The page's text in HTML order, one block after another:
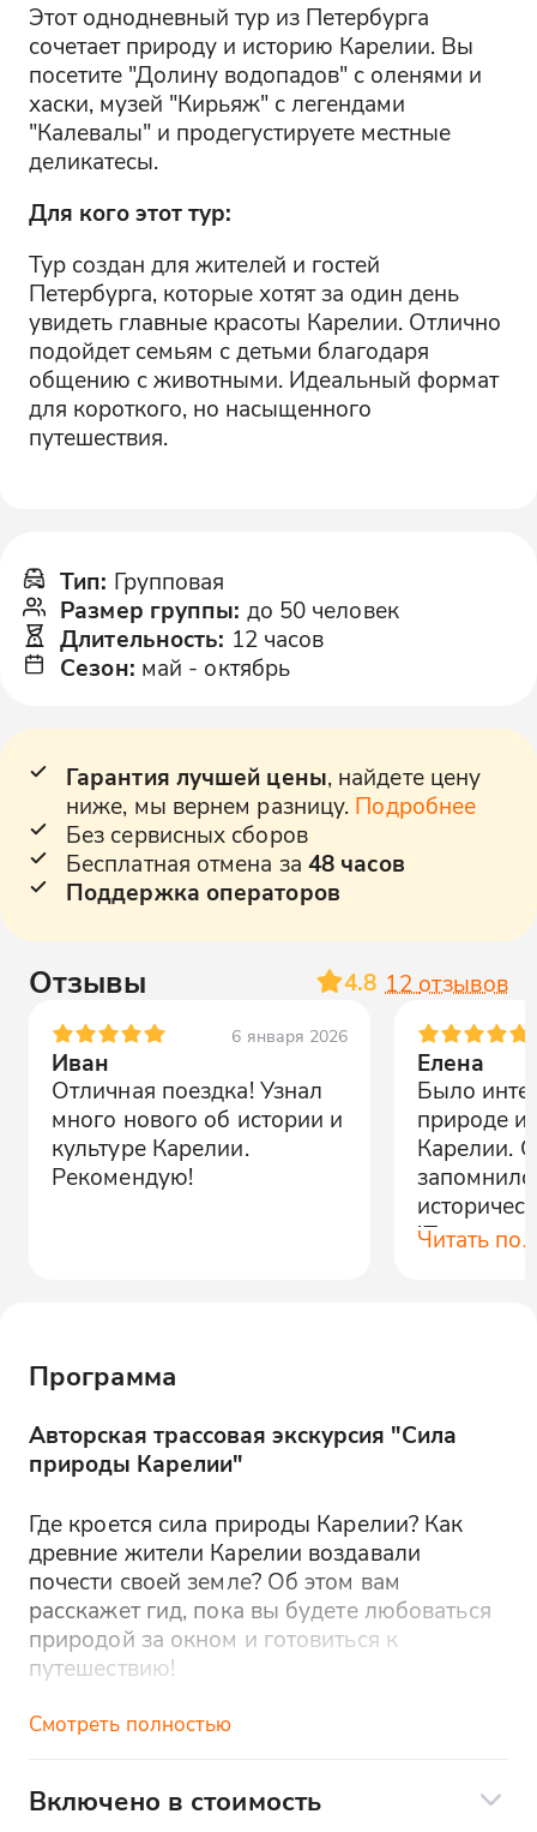
Этот однодневный тур из Петербурга
сочетает природу и историю Карелии. Вы
посетите "Долину водопадов" с оленями и
хаски, музей "Кирьяж" с легендами
"Калевалы" и продегустируете местные
деликатесы.
Для кого этот тур:
Тур создан для жителей и гостей
Петербурга, которые хотят за один день
увидеть главные красоты Карелии. Отлично
подойдет семьям с детьми благодаря
общению с животными. Идеальный формат
для короткого, но насыщенного
путешествия.
Тип: Групповая
Размер группы: до 50 человек
Длительность: 12 часов
Сезон: май - октябрь
Гарантия лучшей цены, найдете цену
ниже, мы вернем разницу. Подробнее
Без сервисных сборов
Бесплатная отмена за 48 часов
Поддержка операторов
Отзывы 4.8 12 отзывов
6 января 2026
Иван
Отличная поездка! Узнал
много нового об истории и
культуре Карелии.
Рекомендую!
Елена
Было
природе и
Карелии.
'Поляна
Читать
Программа
Авторская трассовая экскурсия "Сила
природы Карелии"
Где кроется сила природы Карелии? Как
древние жители Карелии воздавали
почести своей земле? Об этом вам
расскажет гид, пока вы будете любоваться
природой за окном и готовиться к
путешествию!
Техническая остановка в Приозерске
По пути мы сделаем остановку, где будет
возможность отдохнуть и немного
Смотреть полностью
Включено в стоимость